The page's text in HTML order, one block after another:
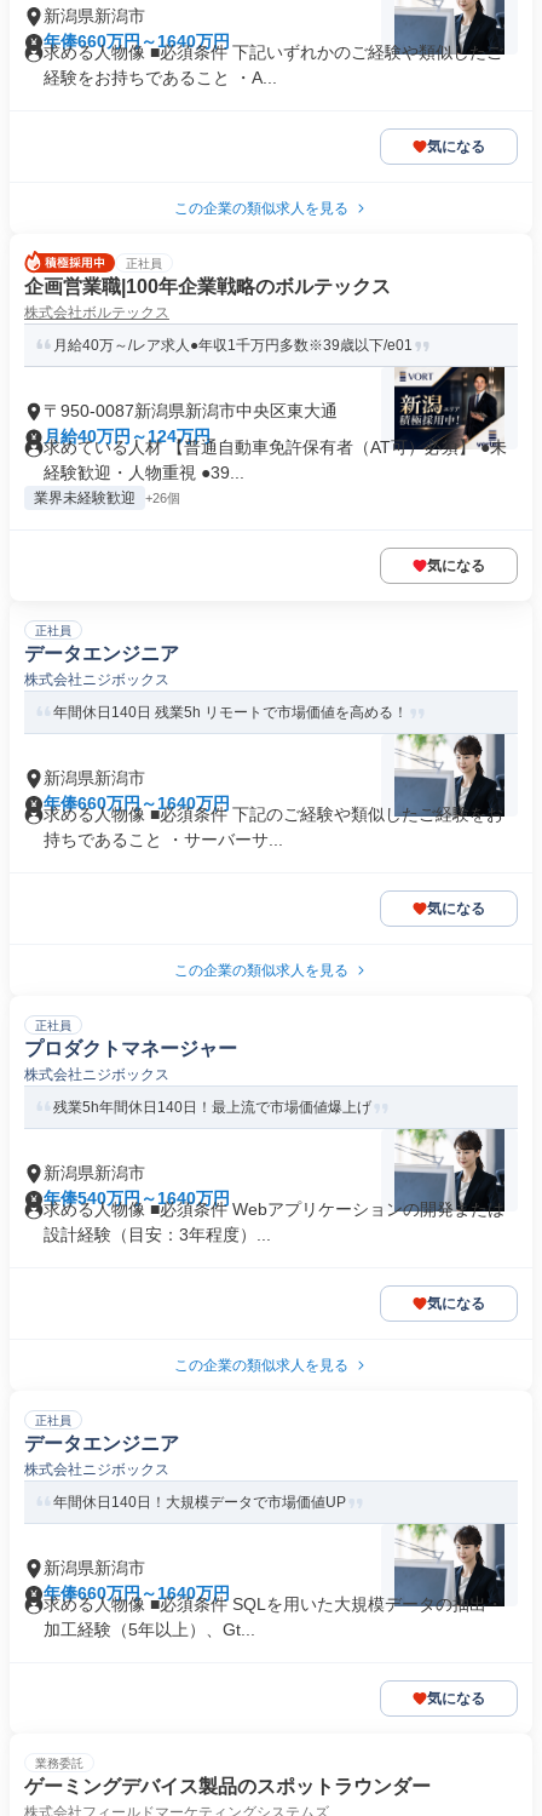
新潟県新潟市
年俸660万円～1640万円
求める人物像 ■必須条件 下記いずれかのご経験や類似したご
経験をお持ちであること ・A...
気になる
この企業の類似求人を見る
正社員
企画営業職|100年企業戦略のボルテックス
株式会社ボルテックス
月給40万～/レア求人●年収1千万円多数※39歳以下/e01
〒950-0087新潟県新潟市中央区東大通
月給40万円～124万円
求めている人材 【普通自動車免許保有者（AT可）必須】 ●未
経験歓迎・人物重視 ●39...
業界未経験歓迎 +26個
気になる
正社員
データエンジニア
株式会社ニジボックス
年間休日140日 残業5h リモートで市場価値を高める！
新潟県新潟市
年俸660万円～1640万円
求める人物像 ■必須条件 下記のご経験や類似したご経験をお
持ちであること ・サーバーサ...
気になる
この企業の類似求人を見る
正社員
プロダクトマネージャー
株式会社ニジボックス
残業5h年間休日140日！最上流で市場価値爆上げ
新潟県新潟市
年俸540万円～1640万円
求める人物像 ■必須条件 Webアプリケーションの開発または
設計経験（目安：3年程度）...
気になる
この企業の類似求人を見る
正社員
データエンジニア
株式会社ニジボックス
年間休日140日！大規模データで市場価値UP
新潟県新潟市
年俸660万円～1640万円
求める人物像 ■必須条件 SQLを用いた大規模データの抽出・
加工経験（5年以上）、Gt...
気になる
業務委託
ゲーミングデバイス製品のスポットラウンダー
株式会社フィールドマーケティングシステムズ